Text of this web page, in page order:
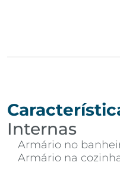
Internas
Armário no
Armário na